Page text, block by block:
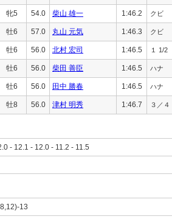
牝5 54.0 柴山 雄一 1:46.2 クビ
牡6 57.0 丸山 元気 1:46.3 クビ
牡6 56.0 北村 宏司 1:46.5 １ 1/2
牡6 56.0 柴田 善臣 1:46.5 ハナ
牡6 56.0 田中 勝春 1:46.5 ハナ
牡8 56.0 津村 明秀 1:46.7 ３／４
- 12.1 - 12.0 - 11.2 - 11.5
13